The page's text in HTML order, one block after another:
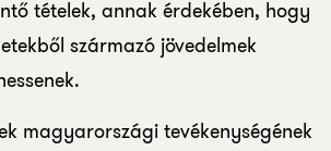
tételek, annak érdekében, hogy
származó jövedelmek
magyarországi tevékenységének